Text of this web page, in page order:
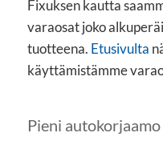
Fixuksen kautta
varaosat joko
tuotteena. Etusivulta
käyttämistämme
Pieni